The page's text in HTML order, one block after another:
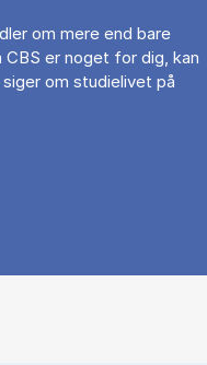
om mere end bare
er noget for dig, kan
om studielivet på